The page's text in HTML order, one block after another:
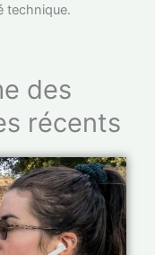
technique.
des
récents